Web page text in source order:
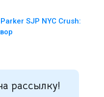
SJP NYC Crush:
рассылку!